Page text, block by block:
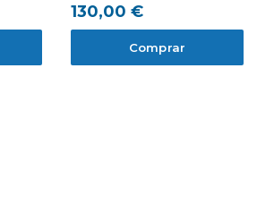
130,00 €
Comprar